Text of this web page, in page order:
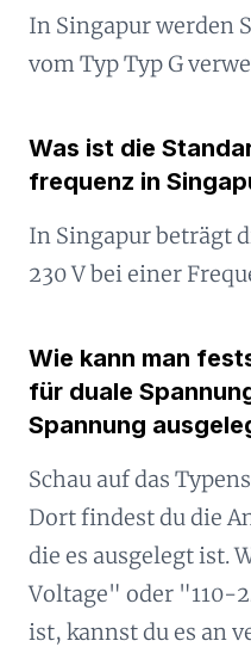
In Singapur werden
vom Typ Typ G
Was ist die
frequenz in
In Singapur beträgt
230 V bei einer
Wie kann man
für duale
Spannung
Schau auf das
Dort findest du die
die es ausgelegt ist.
Voltage" oder "110-
ist, kannst du es an